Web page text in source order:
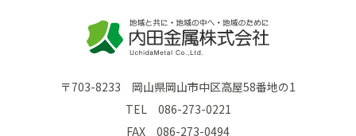
〒703-8233 岡山県岡山市中区高屋58番地の1
TEL 086-273-0221
FAX 086-273-0494